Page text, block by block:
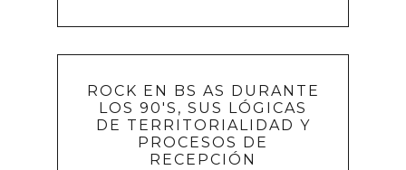
ROCK EN BS AS DURANTE
LOS 90'S, SUS LÓGICAS
DE TERRITORIALIDAD Y
PROCESOS DE
RECEPCIÓN